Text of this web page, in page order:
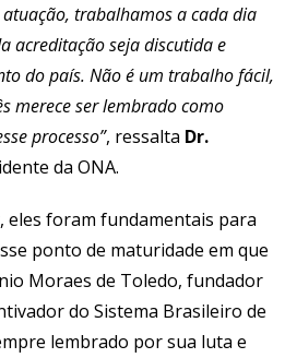
atuação, trabalhamos a cada dia
acreditação seja discutida e
do país. Não é um trabalho fácil,
merece ser lembrado como
processo”, ressalta Dr.
da ONA.
eles foram fundamentais para
ponto de maturidade em que
Moraes de Toledo, fundador
do Sistema Brasileiro de
lembrado por sua luta e